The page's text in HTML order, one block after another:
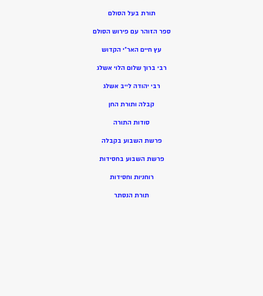
תורת בעל הסולם
ספר הזוהר עם פירוש הסולם
עץ חיים האר”י הקדוש
רבי ברוך שלום הלוי אשלג
רבי יהודה לייב אשלג
קבלה ותורת החן
סודות התורה
פרשת השבוע בקבלה
פרשת השבוע בחסידות
רוחניות וחסידות
תורת הנסתר